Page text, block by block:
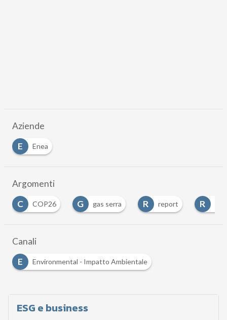
Aziende
E
Enea
Argomenti
COP26 G gas serra R report R Report e
Canali
E
Environmental - Impatto Ambientale
ESG e business